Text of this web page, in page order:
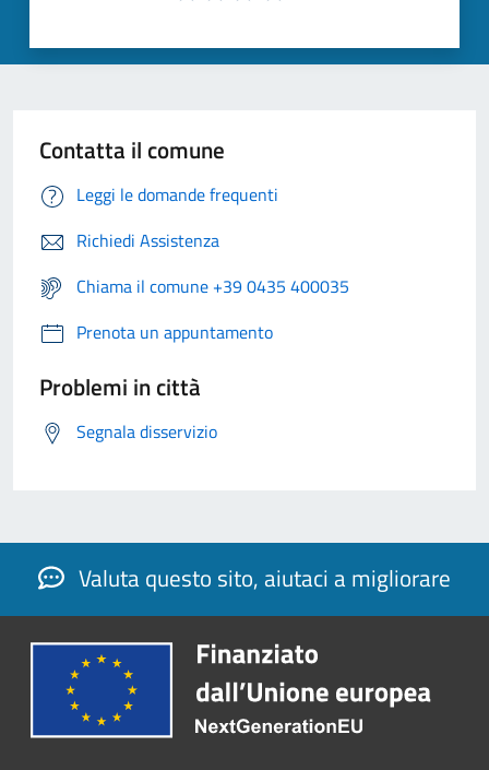
Contatta il comune
Leggi le domande frequenti
Richiedi Assistenza
Chiama il comune +39 0435 400035
Prenota un appuntamento
Problemi in città
Segnala disservizio
Valuta questo sito, aiutaci a migliorare